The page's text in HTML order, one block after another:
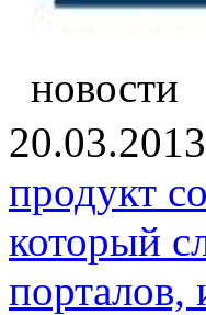
новости
20.03.2013
продукт
который